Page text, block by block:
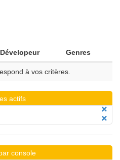
Genres
à vos critères.
actifs
console